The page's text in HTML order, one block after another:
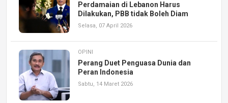
Perdamaian di Lebanon Harus
Dilakukan, PBB tidak Boleh Diam
Selasa, 07 April 2026
OPINI
Perang Duet Penguasa Dunia dan
Peran Indonesia
Sabtu, 14 Maret 2026